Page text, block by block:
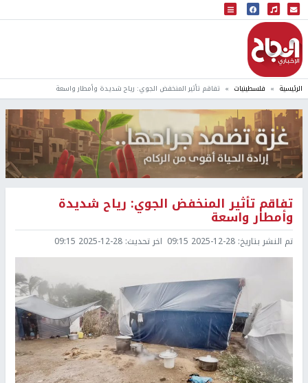
البث المباشر
إذاعة النجاح
الرئيسية فلسطينيات تفاقم تأثير المنخفض الجوي: رياح شديدة وأمطار واسعة
تفاقم تأثير المنخفض الجوي: رياح شديدة
وأمطار واسعة
تم النشر بتاريخ: 2025-12-28 09:15 اخر تحديث: 2025-12-28 09:15